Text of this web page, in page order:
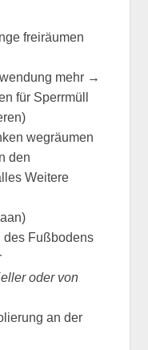
freiräumen
mehr →
für Sperrmüll
wegräumen
den
Weitere
des Fußbodens
oder von
an der